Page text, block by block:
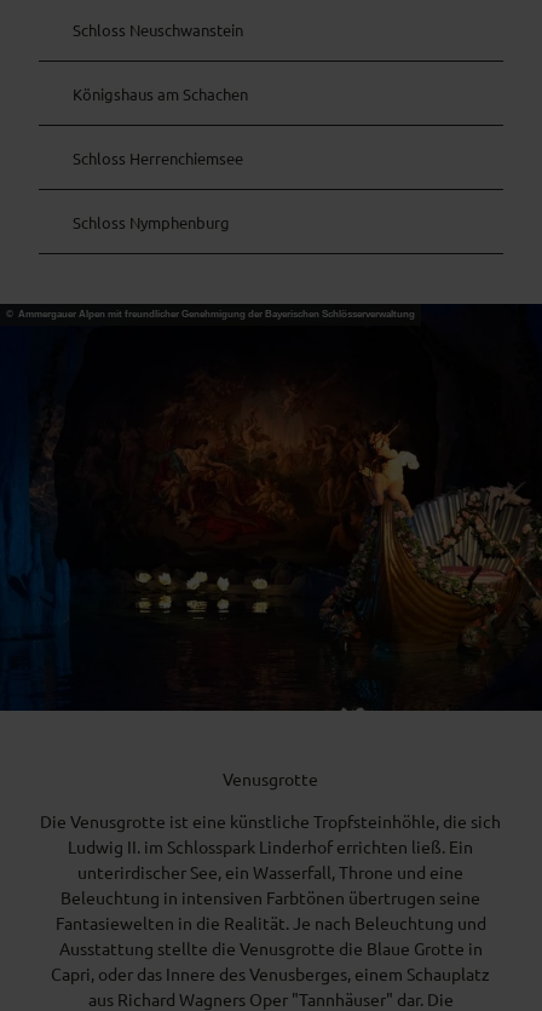
Schloss Neuschwanstein
Königshaus am Schachen
Schloss Herrenchiemsee
Schloss Nymphenburg
© Ammergauer Alpen mit freundlicher Genehmigung der Bayerischen Schlösserverwaltung
Venusgrotte
Die Venusgrotte ist eine künstliche Tropfsteinhöhle, die sich
Ludwig II. im Schlosspark Linderhof errichten ließ. Ein
unterirdischer See, ein Wasserfall, Throne und eine
Beleuchtung in intensiven Farbtönen übertrugen seine
Fantasiewelten in die Realität. Je nach Beleuchtung und
Ausstattung stellte die Venusgrotte die Blaue Grotte in
Capri, oder das Innere des Venusberges, einem Schauplatz
aus Richard Wagners Oper "Tannhäuser" dar. Die